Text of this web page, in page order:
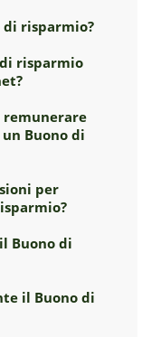
di risparmio?
risparmio
remunerare
Buono di
per
Buono di
il Buono di